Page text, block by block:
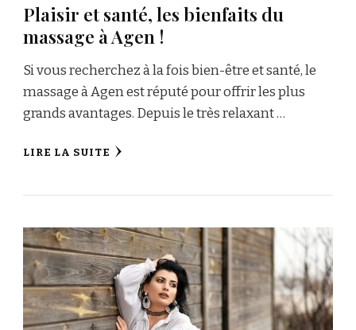
Plaisir et santé, les bienfaits du
massage à Agen !
Si vous recherchez à la fois bien-être et santé, le
massage à Agen est réputé pour offrir les plus
grands avantages. Depuis le très relaxant …
LIRE LA SUITE